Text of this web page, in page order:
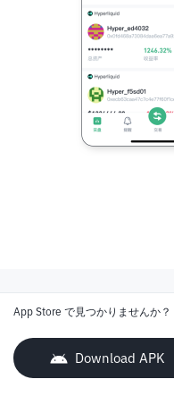
App Store で見つかりませんか？
Download APK